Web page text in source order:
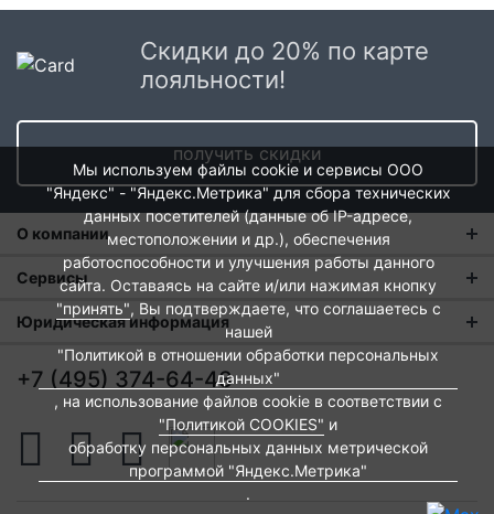
Скидки до 20% по карте
лояльности!
получить скидки
О компании
О нас
Магазины
Новости
Контакты
Вакансии
Сервисы
Оплата и тарифы доставки
Обмен и возврат
Евродом-бонус
Подарочные сертификаты
Архитекторам и дизайнерам
Юридическая информация
Пользовательское соглашение
Политика обработки персональных данных
Политика cookies
Согласие на обработку персональных данных
+7 (495) 374-64-43
Мы используем файлы cookie и сервисы ООО
"Яндекс" - "Яндекс.Метрика" для сбора технических
данных посетителей (данные об IP-адресе,
местоположении и др.), обеспечения
работоспособности и улучшения работы данного
сайта. Оставаясь на сайте и/или нажимая кнопку
"принять", Вы подтверждаете, что соглашаетесь с
нашей
"Политикой в отношении обработки персональных
данных"
, на использование файлов cookie в соответствии с
"Политикой COOKIES" и
обработку персональных данных метрической
программой "Яндекс.Метрика"
.